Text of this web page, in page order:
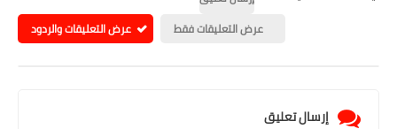
عرض التعليقات فقط
عرض التعليقات والردود
إرسال تعليق